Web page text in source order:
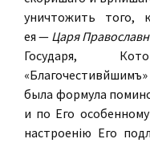
уничтожить того,
ея — Царя
Государя,
была формула
и по Его особенному
настроенію Его